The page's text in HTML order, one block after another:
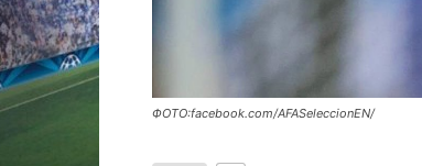
ФОТО:facebook.com/AFASeleccionEN/